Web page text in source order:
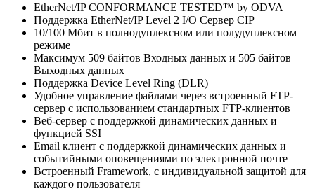
EtherNet/IP CONFORMANCE TESTED™ by ODVA
Поддержка EtherNet/IP Level 2 I/O Сервер CIP
10/100 Мбит в полнодуплексном или полудуплексном
режиме
Максимум 509 байтов Входных данных и 505 байтов
Выходных данных
Поддержка Device Level Ring (DLR)
Удобное управление файлами через встроенный FTP-
сервер с использованием стандартных FTP-клиентов
Веб-сервер с поддержкой динамических данных и
функцией SSI
Email клиент с поддержкой динамических данных и
событийными оповещениями по электронной почте
Встроенный Framework, с индивидуальной защитой для
каждого пользователя